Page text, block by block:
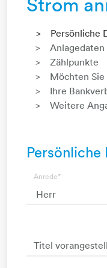
Persönliche
Anlagedaten
Zählpunkte
Möchten
Ihre
Weitere
Persönliche
Anrede*
Titel